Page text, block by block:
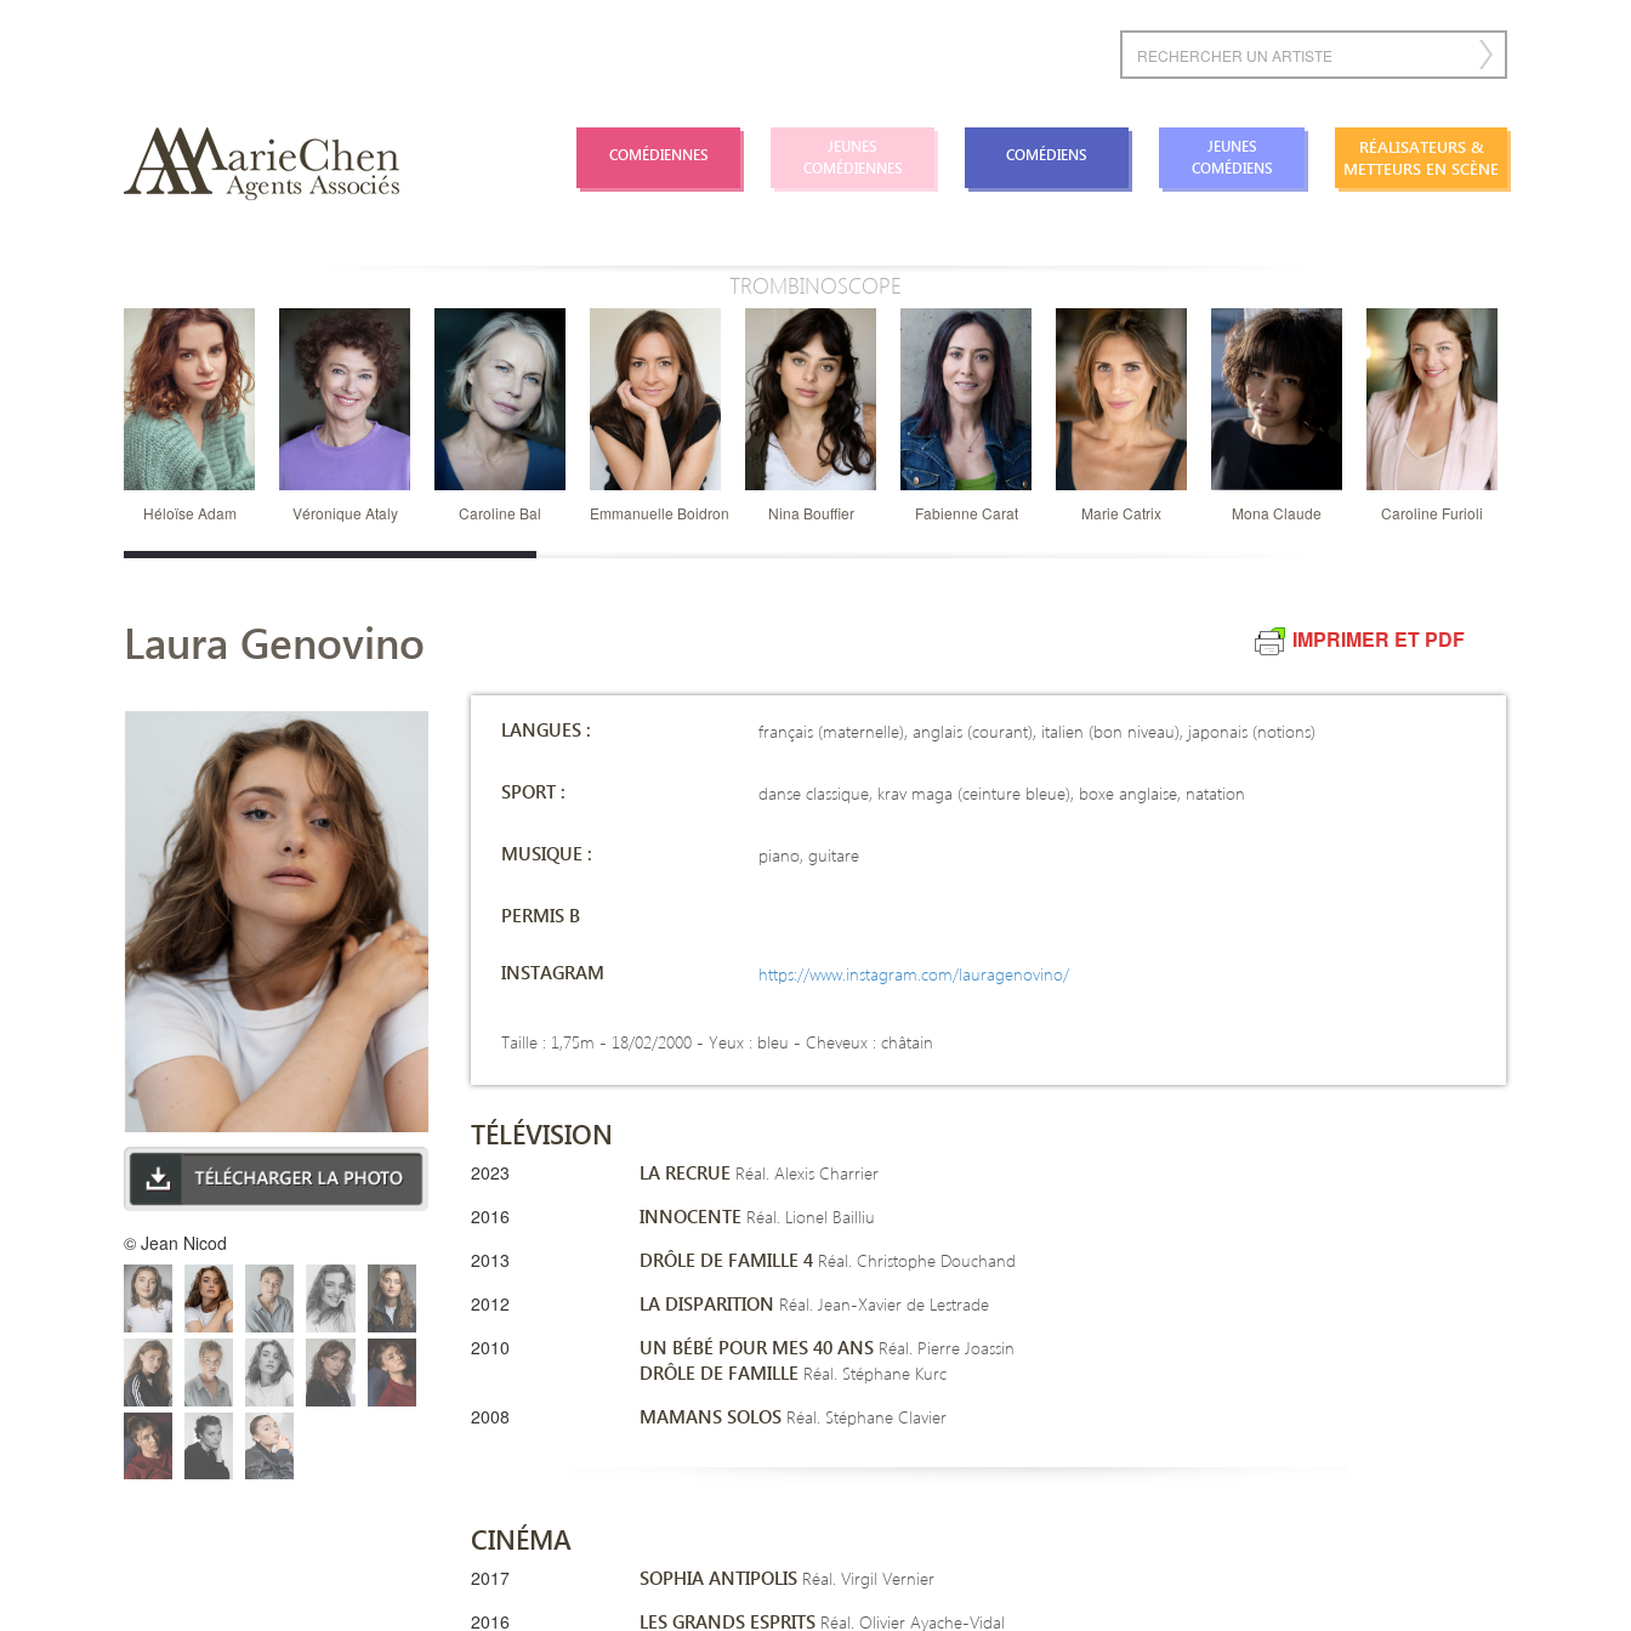
COMÉDIENNES
JEUNES
COMÉDIENNES
COMÉDIENS
JEUNES
COMÉDIENS
RÉALISATEURS &
METTEURS EN SCÈNE
TROMBINOSCOPE
Héloïse Adam Véronique Ataly Caroline Bal Emmanuelle Boidron Nina Bouffier Fabienne Carat Marie Catrix Mona Claude Caroline Furioli
Laura Genovino IMPRIMER ET PDF
© Jean Nicod
LANGUES : français (maternelle), anglais (courant), italien (bon niveau), japonais (notions)
SPORT : danse classique, krav maga (ceinture bleue), boxe anglaise, natation
MUSIQUE : piano, guitare
PERMIS B
INSTAGRAM https://www.instagram.com/lauragenovino/
Taille : 1,75m - 18/02/2000 - Yeux : bleu - Cheveux : châtain
TÉLÉVISION
2023 LA RECRUERéal. Alexis Charrier
2016 INNOCENTERéal. Lionel Bailliu
2013 DRÔLE DE FAMILLE 4Réal. Christophe Douchand
2012 LA DISPARITION Réal. Jean-Xavier de Lestrade
2010 UN BÉBÉ POUR MES 40 ANSRéal. Pierre Joassin
DRÔLE DE FAMILLERéal. Stéphane Kurc
2008 MAMANS SOLOSRéal. Stéphane Clavier
CINÉMA
2017 SOPHIA ANTIPOLISRéal. Virgil Vernier
2016 LES GRANDS ESPRITSRéal. Olivier Ayache-Vidal